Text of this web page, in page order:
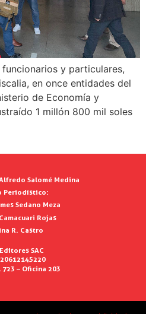
y particulares,
en once entidades del
de Economía y
1 millón 800 mil soles
Salomé Medina
Periodístico:
Sedano Meza
Rojas
R. Castro
SAC
723 – Oficina 203